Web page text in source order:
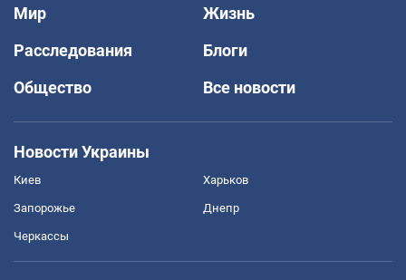
Мир
Жизнь
Расследования
Блоги
Общество
Все новости
Новости Украины
Киев Харьков
Запорожье Днепр
Черкассы